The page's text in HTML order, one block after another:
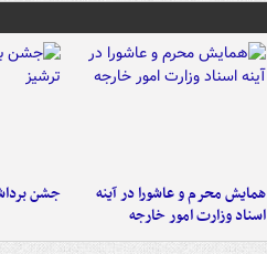
همایش محرم و عاشورا در آینه
اسناد وزارت امور خارجه
جشن